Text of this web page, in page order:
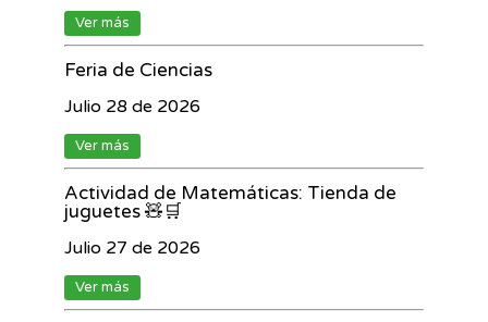
Ver más
Feria de Ciencias
Julio 28 de 2026
Ver más
Actividad de Matemáticas: Tienda de
juguetes 🧸🛒
Julio 27 de 2026
Ver más